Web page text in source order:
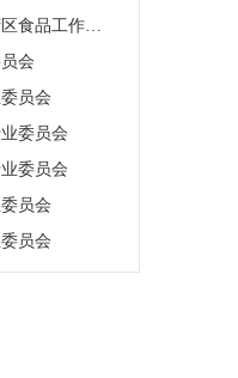
粤港澳大湾区食品工作委员会
会
员会
委员会
委员会
员会
员会